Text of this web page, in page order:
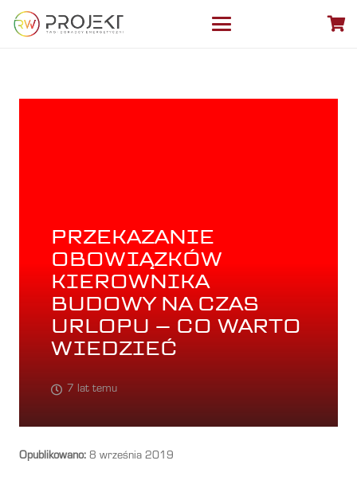
PRZEKAZANIE
OBOWIĄZKÓW
KIEROWNIKA
BUDOWY NA CZAS
URLOPU – CO WARTO
WIEDZIEĆ
7 lat temu
Opublikowano: 8 września 2019